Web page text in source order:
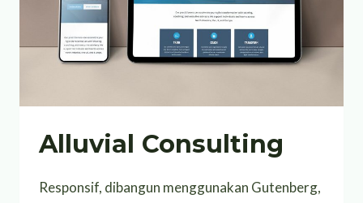
Alluvial Consulting
Responsif, dibangun menggunakan Gutenberg,